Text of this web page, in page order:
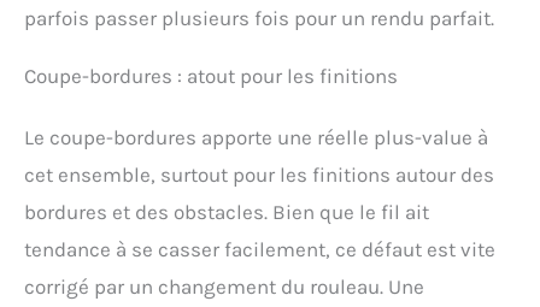
parfois passer plusieurs fois pour un rendu parfait.
Coupe-bordures : atout pour les finitions
Le coupe-bordures apporte une réelle plus-value à
cet ensemble, surtout pour les finitions autour des
bordures et des obstacles. Bien que le fil ait
tendance à se casser facilement, ce défaut est vite
corrigé par un changement du rouleau. Une